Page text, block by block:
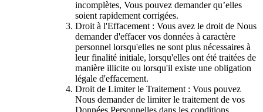
incomplètes, Vous pouvez demander qu’elles
soient rapidement corrigées.
Droit à l'Effacement : Vous avez le droit de Nous
demander d'effacer vos données à caractère
personnel lorsqu'elles ne sont plus nécessaires à
leur finalité initiale, lorsqu'elles ont été traitées de
manière illicite ou lorsqu'il existe une obligation
légale d'effacement.
Droit de Limiter le Traitement : Vous pouvez
Nous demander de limiter le traitement de vos
Données Personnelles dans les conditions